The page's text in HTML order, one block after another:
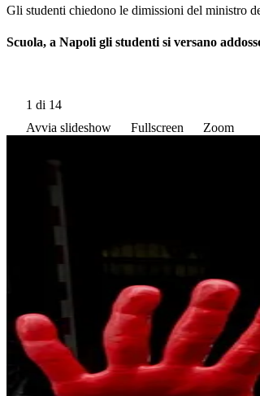
Gli studenti chiedono le dimissioni del ministro
Scuola, a Napoli gli studenti si versano
1 di 14
Avvia slideshow
Fullscreen Zoom